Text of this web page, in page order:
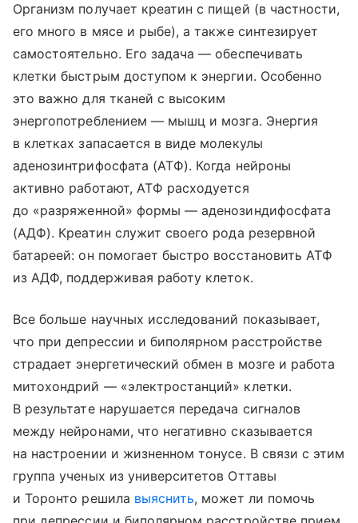
Организм получает креатин с пищей (в частности,
его много в мясе и рыбе), а также синтезирует
самостоятельно. Его задача — обеспечивать
клетки быстрым доступом к энергии. Особенно
это важно для тканей с высоким
энергопотреблением — мышц и мозга. Энергия
в клетках запасается в виде молекулы
аденозинтрифосфата (АТФ). Когда нейроны
активно работают, АТФ расходуется
до «разряженной» формы — аденозиндифосфата
(АДФ). Креатин служит своего рода резервной
батареей: он помогает быстро восстановить АТФ
из АДФ, поддерживая работу клеток.
Все больше научных исследований показывает,
что при депрессии и биполярном расстройстве
страдает энергетический обмен в мозге и работа
митохондрий — «электростанций» клетки.
В результате нарушается передача сигналов
между нейронами, что негативно сказывается
на настроении и жизненном тонусе. В связи с этим
группа ученых из университетов Оттавы
и Торонто решила выяснить, может ли помочь